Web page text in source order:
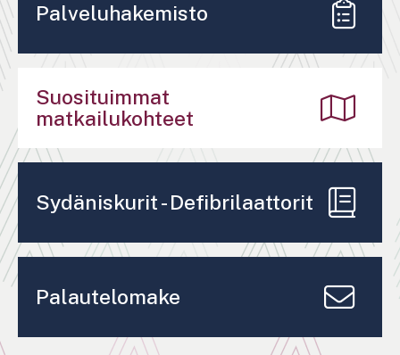
Palveluhakemisto
Suosituimmat
matkailukohteet
Sydäniskurit - Defibrilaattorit
Palautelomake